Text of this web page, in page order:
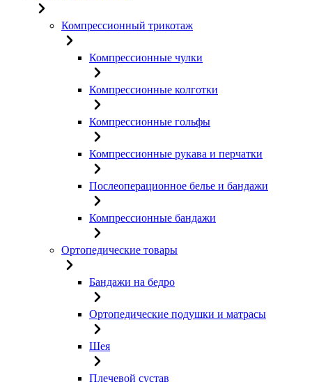
Компрессионный трикотаж
Компрессионные чулки
Компрессионные колготки
Компрессионные гольфы
Компрессионные рукава и перчатки
Послеоперационное белье и бандажи
Компрессионные бандажи
Ортопедические товары
Бандажи на бедро
Ортопедические подушки и матрасы
Шея
Плечевой сустав